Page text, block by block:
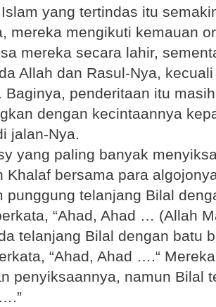
yang tertindas itu
mereka mengikuti kemauan
mereka secara lahir,
Allah dan Rasul-Nya,
Baginya, penderitaan itu
dengan kecintaannya
jalan-Nya.
yang paling banyak
Khalaf bersama para
punggung telanjang Bilal
“Ahad, Ahad … (Allah
telanjang Bilal dengan batu
“Ahad, Ahad ….“
penyiksaannya, namun Bilal